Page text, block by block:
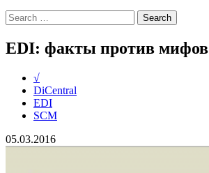
EDI: факты против мифов
√
DiCentral
EDI
SCM
05.03.2016